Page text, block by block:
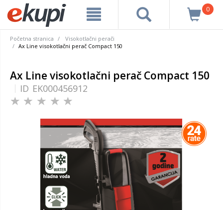
0
Početna stranica
Visokotlačni perači
Ax Line visokotlačni perač Compact 150
Ax Line visokotlačni perač Compact 150
ID EK000456912